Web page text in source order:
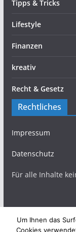
Tipps & Tricks
Lifestyle
Finanzen
kreativ
Recht & Gesetz
Rechtliches
Impressum
Datenschutz
Für alle Inhalte
Copyright ©
Um Ihnen das
Cookies